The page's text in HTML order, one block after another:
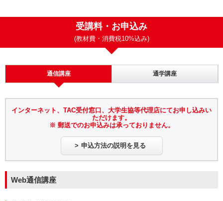
受講料・お申込み
(教材費・消費税10%込み)
通信講座 通学講座
インターネット、TAC受付窓口、大学生協等代理店にてお申し込みい
ただけます。
※ 郵送でのお申込みは承っておりません。
申込方法の説明を見る
Web通信講座